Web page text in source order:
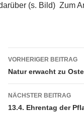
(s. Bild) Zum
VORHERIGER BEITRAG
Natur erwacht zu
NÄCHSTER BEITRAG
13.4. Ehrentag der